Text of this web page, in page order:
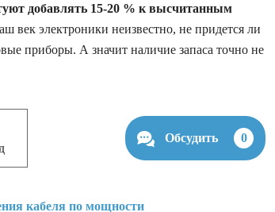
добавлять 15-20 % к высчитанным
век электроники неизвестно, не придется ли
приборы. А значит наличие запаса точно не
Обсудить 0